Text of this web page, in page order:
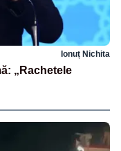
Ionuț Nichita
„Rachetele